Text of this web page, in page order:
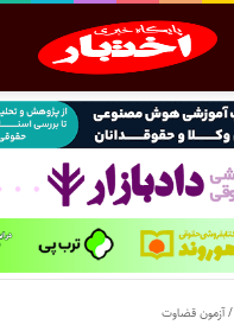
/آزمون قضاوت